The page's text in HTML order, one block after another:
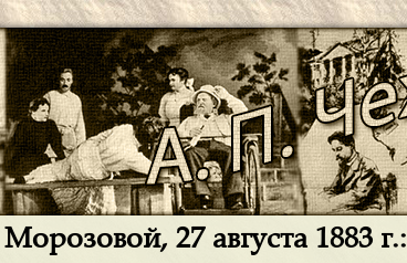
27 августа 1883 г.: